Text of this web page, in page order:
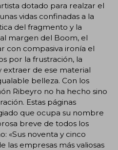
dotado para realzar el
vidas confinadas a la
del fragmento y la
margen del Boom, el
con compasiva ironía el
por la frustración, la
extraer de ese material
belleza. Con los
Ribeyro no ha hecho sino
Estas páginas
que ocupa su nombre
breve de todos los
«Sus noventa y cinco
las empresas más valiosas